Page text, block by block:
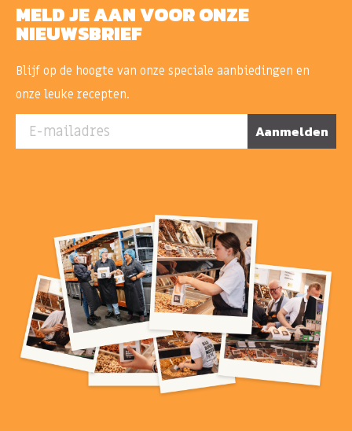
MELD JE AAN VOOR ONZE
NIEUWSBRIEF
Blijf op de hoogte van onze speciale aanbiedingen en
onze leuke recepten.
E-mailadres Aanmelden